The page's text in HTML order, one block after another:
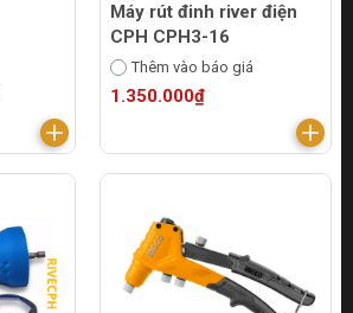
Máy rút đinh river điện
CPH CPH3-16
Thêm vào báo giá
1.350.000₫